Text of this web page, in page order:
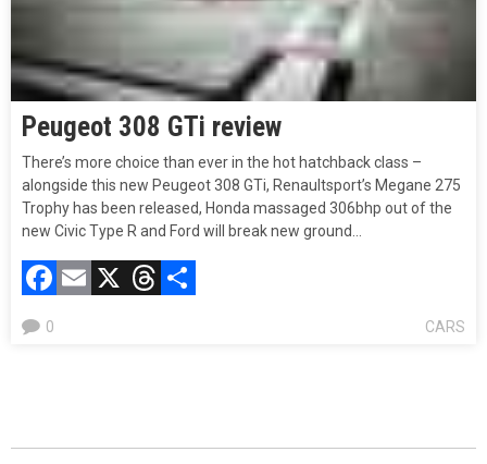
Peugeot 308 GTi review
There’s more choice than ever in the hot hatchback class –
alongside this new Peugeot 308 GTi, Renaultsport’s Megane 275
Trophy has been released, Honda massaged 306bhp out of the
new Civic Type R and Ford will break new ground…
Facebook
Email
X Threads
CARS
0